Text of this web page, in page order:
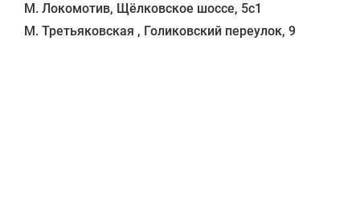
М. Локомотив, Щёлковское шоссе, 5с1